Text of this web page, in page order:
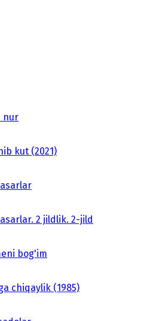
nur
kut (2021)
2 jildlik. 2-jild
bog'im
chiqaylik (1985)